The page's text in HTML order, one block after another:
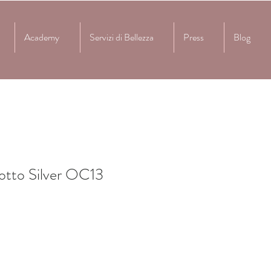
Academy Servizi di Bellezza Press Blog
Silver OC13